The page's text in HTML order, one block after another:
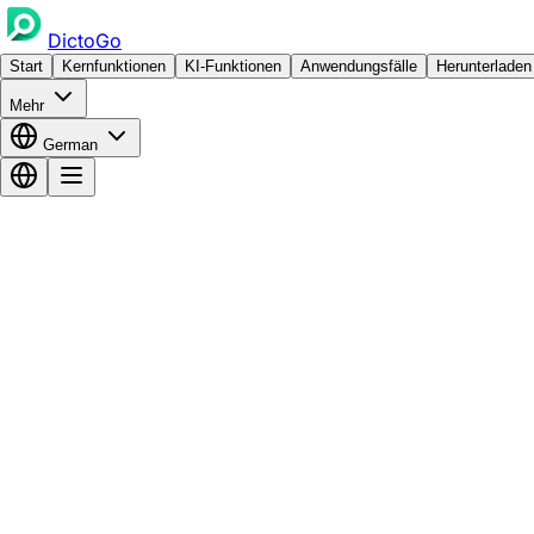
DictoGo
Start Kernfunktionen KI-Funktionen Anwendungsfälle Herunterladen
Mehr
German